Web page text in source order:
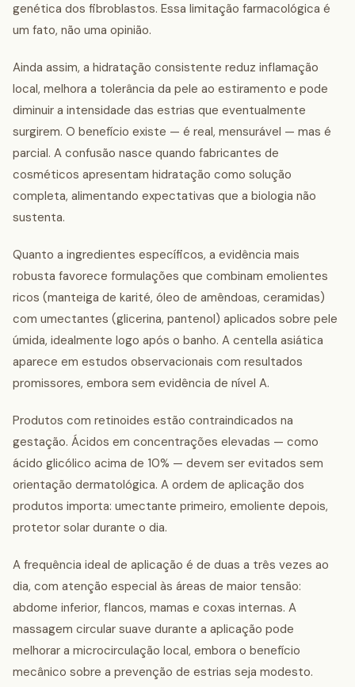
genética dos fibroblastos. Essa limitação farmacológica é
um fato, não uma opinião.
Ainda assim, a hidratação consistente reduz inflamação
local, melhora a tolerância da pele ao estiramento e pode
diminuir a intensidade das estrias que eventualmente
surgirem. O benefício existe — é real, mensurável — mas é
parcial. A confusão nasce quando fabricantes de
cosméticos apresentam hidratação como solução
completa, alimentando expectativas que a biologia não
sustenta.
Quanto a ingredientes específicos, a evidência mais
robusta favorece formulações que combinam emolientes
ricos (manteiga de karité, óleo de amêndoas, ceramidas)
com umectantes (glicerina, pantenol) aplicados sobre pele
úmida, idealmente logo após o banho. A centella asiática
aparece em estudos observacionais com resultados
promissores, embora sem evidência de nível A.
Produtos com retinoides estão contraindicados na
gestação. Ácidos em concentrações elevadas — como
ácido glicólico acima de 10% — devem ser evitados sem
orientação dermatológica. A ordem de aplicação dos
produtos importa: umectante primeiro, emoliente depois,
protetor solar durante o dia.
A frequência ideal de aplicação é de duas a três vezes ao
dia, com atenção especial às áreas de maior tensão:
abdome inferior, flancos, mamas e coxas internas. A
massagem circular suave durante a aplicação pode
melhorar a microcirculação local, embora o benefício
mecânico sobre a prevenção de estrias seja modesto.